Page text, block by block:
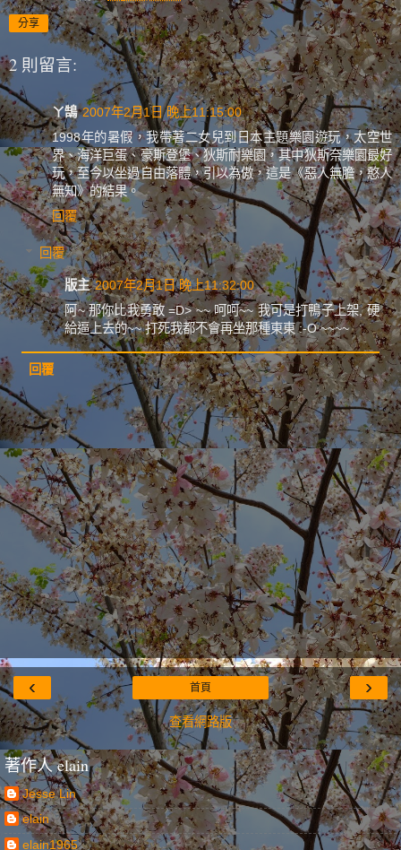
分享
2 則留言:
ㄚ鵠 2007年2月1日 晚上11:15:00
1998年的暑假，我帶著二女兒到日本主題樂園遊玩，太空世
界、海洋巨蛋、豪斯登堡、狄斯耐樂園，其中狄斯奈樂園最好
玩，至今以坐過自由落體，引以為傲，這是《惡人無膽，憨人
無知》的結果。
回覆
回覆
版主 2007年2月1日 晚上11:32:00
阿~ 那你比我勇敢 =D> ~~ 呵呵~~ 我可是打鴨子上架, 硬
給逼上去的~~ 打死我都不會再坐那種東東 :-O ~~~~
回覆
‹ ›
首頁
查看網路版
著作人 elain
Jesse Lin
elain
elain1965